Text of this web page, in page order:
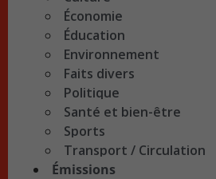
Économie
Éducation
Environnement
Faits divers
Politique
Santé et bien-être
Sports
Transport / Circulation
Émissions